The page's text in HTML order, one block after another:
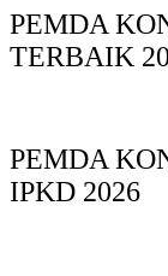
PEMDA
TERBAIK
PEMDA
IPKD 2026